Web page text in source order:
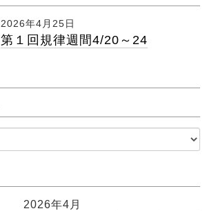
2026年4月25日
第１回規律週間4/20～24
2026年4月